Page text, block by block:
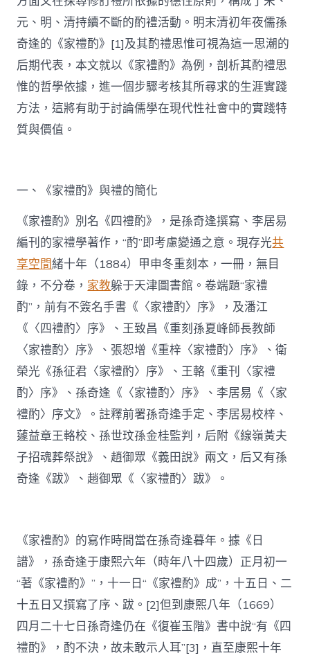
元、明、清持續不斷的酌禮活動。明末清初年夜儒孫
奇逢的《家禮酌》[1]及其酌禮思惟可視為這一思潮的
后期代表，本文就以《家禮酌》為例，剖析其酌禮思
惟的哲學依據，進一個步驟考核其所尋求的生涯實踐
方法，這將有助于討論儒學在現代性社會中的實踐特
質與價值。
一、《家禮酌》與禮的簡化
《家禮酌》別名《四禮酌》，是孫奇逢撰寫、李居易
編刊的家禮學著作，“酌”即考慮變通之意。現存光共
享空間緒十年（1884）甲申冬重刻本，一冊，無目
錄，不分卷， 家教躲于天津圖書館。卷端題“家禮
酌”，前有不簽名手書《〈家禮酌〉序》，及潘江
《〈四禮酌〉序》、王致昌《重刻孫夏峰師長教師
〈家禮酌〉序》、張恕增《重梓〈家禮酌〉序》、衛
榮光《孫征君〈家禮酌〉序》、王輅《重刊〈家禮
酌〉序》、孫奇逢《〈家禮酌〉序》、李居易《〈家
禮酌〉序文》。註釋前署孫奇逢手定、李居易校梓、
蘧益章王輅校、孫世玟孫金桂監判，后附《線嶺黃夫
子招魂葬祭說》、趙御眾《義田說》兩文，后又有孫
奇逢《跋》、趙御眾《〈家禮酌〉跋》。
《家禮酌》的寫作時間當在孫奇逢暮年。據《日
譜》，孫奇逢于康熙六年（時年八十四歲）正月初一
“著《家禮酌》”，十一日“《家禮酌》成”，十五日、二
十五日又撰寫了序、跋。[2]但到康熙八年（1669）
四月二十七日孫奇逢仍在《復崔玉階》書中說“有《四
禮酌》，酌不決，故未敢示人耳”[3]，直至康熙十年